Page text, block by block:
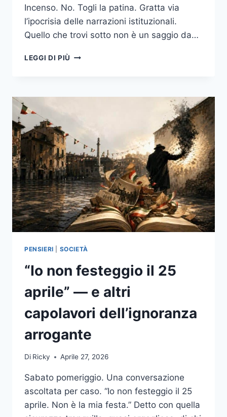
Incenso. No. Togli la patina. Gratta via
l’ipocrisia delle narrazioni istituzionali.
Quello che trovi sotto non è un saggio da…
LEGGI DI PIÙ SANT’ANTONIO?
PENSIERI SOCIETÀ
“Io non festeggio il 25
aprile” — e altri
capolavori dell’ignoranza
arrogante
Di Ricky Aprile 27, 2026
Sabato pomeriggio. Una conversazione
ascoltata per caso. “Io non festeggio il 25
aprile. Non è la mia festa.” Detto con quella